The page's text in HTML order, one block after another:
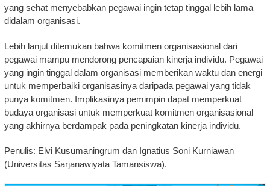
yang sehat menyebabkan pegawai ingin tetap tinggal lebih lama
didalam organisasi.
Lebih lanjut ditemukan bahwa komitmen organisasional dari
pegawai mampu mendorong pencapaian kinerja individu. Pegawai
yang ingin tinggal dalam organisasi memberikan waktu dan energi
untuk memperbaiki organisasinya daripada pegawai yang tidak
punya komitmen. Implikasinya pemimpin dapat memperkuat
budaya organisasi untuk memperkuat komitmen organisasional
yang akhirnya berdampak pada peningkatan kinerja individu.
Penulis: Elvi Kusumaningrum dan Ignatius Soni Kurniawan
(Universitas Sarjanawiyata Tamansiswa).